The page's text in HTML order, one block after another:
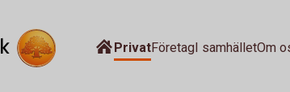
PrivatFöretagI samhälletOm